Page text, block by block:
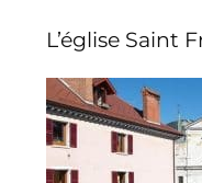
L’église Saint